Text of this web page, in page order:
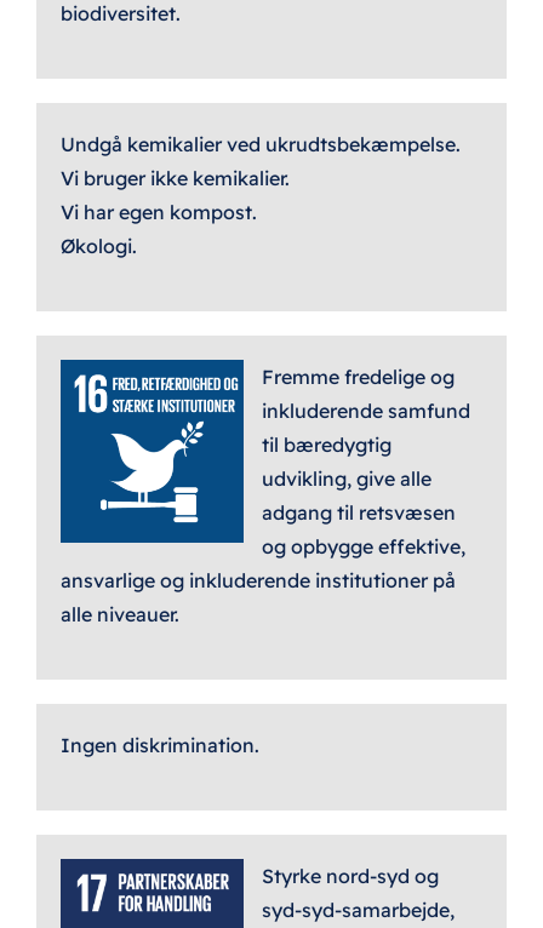
biodiversitet.
Undgå kemikalier ved ukrudtsbekæmpelse.
Vi bruger ikke kemikalier.
Vi har egen kompost.
Økologi.
Fremme fredelige og
inkluderende samfund
til bæredygtig
udvikling, give alle
adgang til retsvæsen
og opbygge effektive,
ansvarlige og inkluderende institutioner på
alle niveauer.
Ingen diskrimination.
Styrke nord-syd og
syd-syd-samarbejde,